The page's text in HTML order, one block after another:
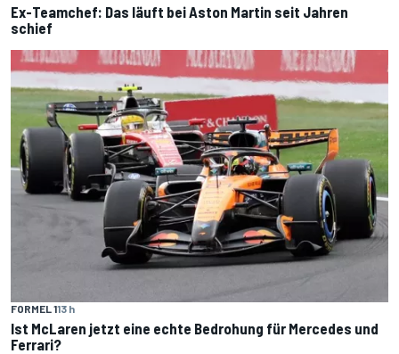
Ex-Teamchef: Das läuft bei Aston Martin seit Jahren
schief
FORMEL 113 h
Ist McLaren jetzt eine echte Bedrohung für Mercedes und
Ferrari?